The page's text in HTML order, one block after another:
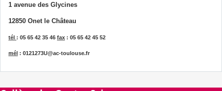
1 avenue des Glycines
12850 Onet le Château
tél : 05 65 42 35 46 fax : 05 65 42 45 52
mél : 0121273U@ac-toulouse.fr